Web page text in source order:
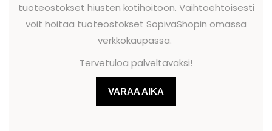
tuoteostokset hiusten kotihoitoon. Vaihtoehtoisesti
voit hoitaa tuoteostokset SopivaShopin omassa
verkkokaupassa.
Tervetuloa palveltavaksi!
VARAA AIKA